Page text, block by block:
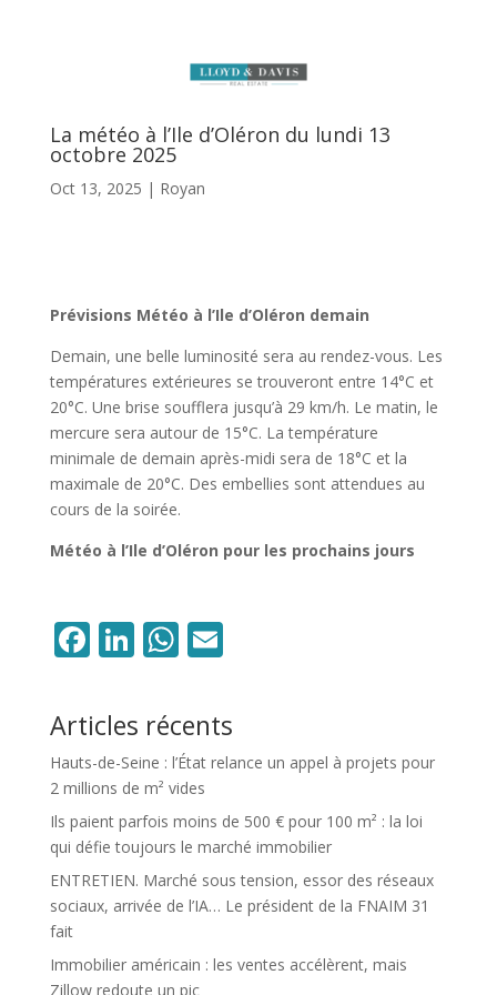
La météo à l’Ile d’Oléron du lundi 13
octobre 2025
Oct 13, 2025 | Royan
Prévisions Météo à l’Ile d’Oléron demain
Demain, une belle luminosité sera au rendez-vous. Les
températures extérieures se trouveront entre 14°C et
20°C. Une brise soufflera jusqu’à 29 km/h. Le matin, le
mercure sera autour de 15°C. La température
minimale de demain après-midi sera de 18°C et la
maximale de 20°C. Des embellies sont attendues au
cours de la soirée.
Météo à l’Ile d’Oléron pour les prochains jours
Facebook
LinkedIn
WhatsApp
Email
Articles récents
Hauts-de-Seine : l’État relance un appel à projets pour
2 millions de m² vides
Ils paient parfois moins de 500 € pour 100 m² : la loi
qui défie toujours le marché immobilier
ENTRETIEN. Marché sous tension, essor des réseaux
sociaux, arrivée de l’IA… Le président de la FNAIM 31
fait
Immobilier américain : les ventes accélèrent, mais
Zillow redoute un pic